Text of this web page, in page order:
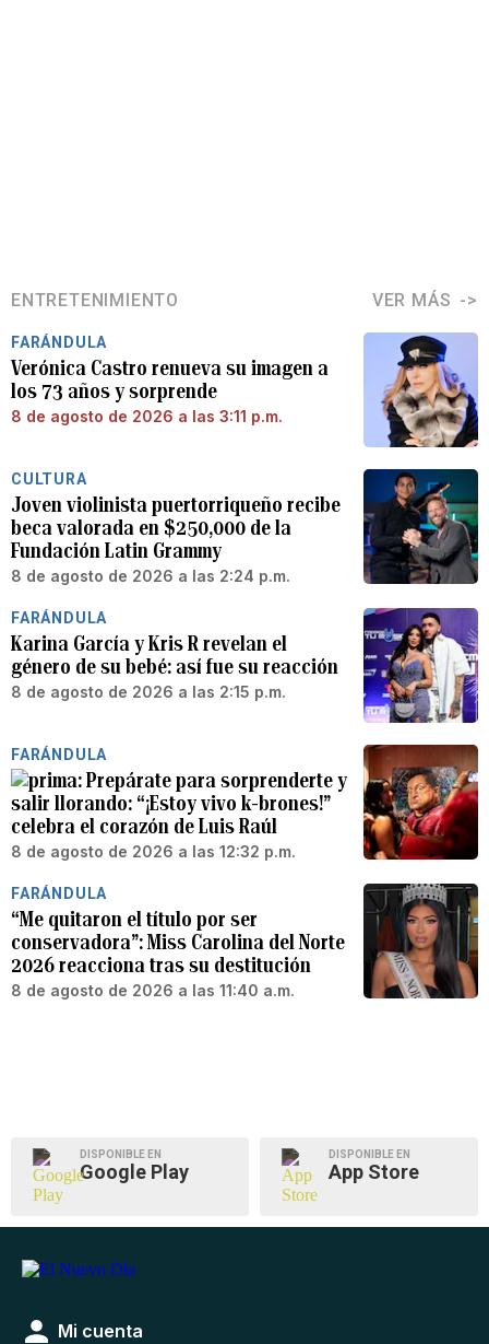
ENTRETENIMIENTO VER MÁS
FARÁNDULA
Verónica Castro renueva su imagen a
los 73 años y sorprende
8 de agosto de 2026 a las 3:11 p.m.
CULTURA
Joven violinista puertorriqueño recibe
beca valorada en $250,000 de la
Fundación Latin Grammy
8 de agosto de 2026 a las 2:24 p.m.
FARÁNDULA
Karina García y Kris R revelan el
género de su bebé: así fue su reacción
8 de agosto de 2026 a las 2:15 p.m.
FARÁNDULA
Prepárate para sorprenderte y
salir llorando: “¡Estoy vivo k-brones!”
celebra el corazón de Luis Raúl
8 de agosto de 2026 a las 12:32 p.m.
FARÁNDULA
“Me quitaron el título por ser
conservadora”: Miss Carolina del Norte
2026 reacciona tras su destitución
8 de agosto de 2026 a las 11:40 a.m.
DISPONIBLE EN
Google Play
DISPONIBLE EN
App Store
Mi cuenta